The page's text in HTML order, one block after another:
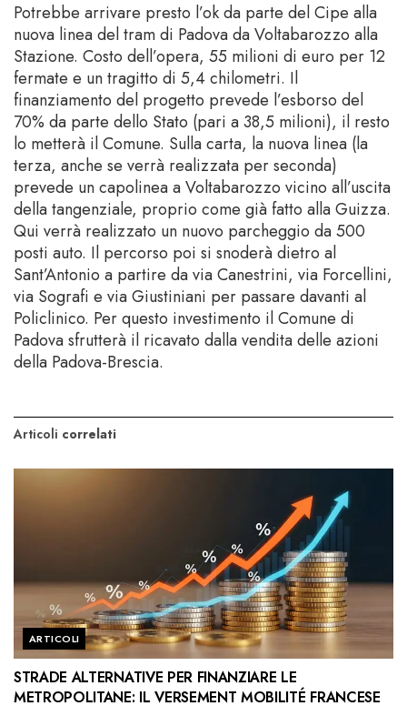
Potrebbe arrivare presto l’ok da parte del Cipe alla
nuova linea del tram di Padova da Voltabarozzo alla
Stazione. Costo dell’opera, 55 milioni di euro per 12
fermate e un tragitto di 5,4 chilometri. Il
finanziamento del progetto prevede l’esborso del
70% da parte dello Stato (pari a 38,5 milioni), il resto
lo metterà il Comune. Sulla carta, la nuova linea (la
terza, anche se verrà realizzata per seconda)
prevede un capolinea a Voltabarozzo vicino all’uscita
della tangenziale, proprio come già fatto alla Guizza.
Qui verrà realizzato un nuovo parcheggio da 500
posti auto. Il percorso poi si snoderà dietro al
Sant’Antonio a partire da via Canestrini, via Forcellini,
via Sografi e via Giustiniani per passare davanti al
Policlinico. Per questo investimento il Comune di
Padova sfrutterà il ricavato dalla vendita delle azioni
della Padova-Brescia.
Articoli correlati
ARTICOLI
STRADE ALTERNATIVE PER FINANZIARE LE
METROPOLITANE: IL VERSEMENT MOBILITÉ FRANCESE